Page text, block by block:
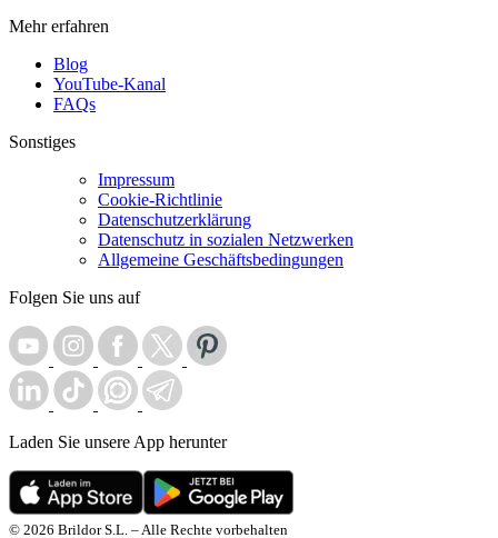
Mehr erfahren
Blog
YouTube-Kanal
FAQs
Sonstiges
Impressum
Cookie-Richtlinie
Datenschutzerklärung
Datenschutz in sozialen Netzwerken
Allgemeine Geschäftsbedingungen
Folgen Sie uns auf
Laden Sie unsere App herunter
© 2026 Brildor S.L. – Alle Rechte vorbehalten